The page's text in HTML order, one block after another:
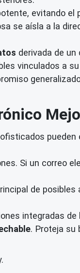
evitando el
se aísla a la
derivada de un
vinculados a
pueden
Si un correo
de posibles
integradas
. Proteja su